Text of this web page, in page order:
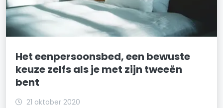
Het eenpersoonsbed, een bewuste
keuze zelfs als je met zijn tweeën
bent
21 oktober 2020